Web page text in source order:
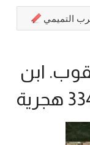
التميمي
ابن